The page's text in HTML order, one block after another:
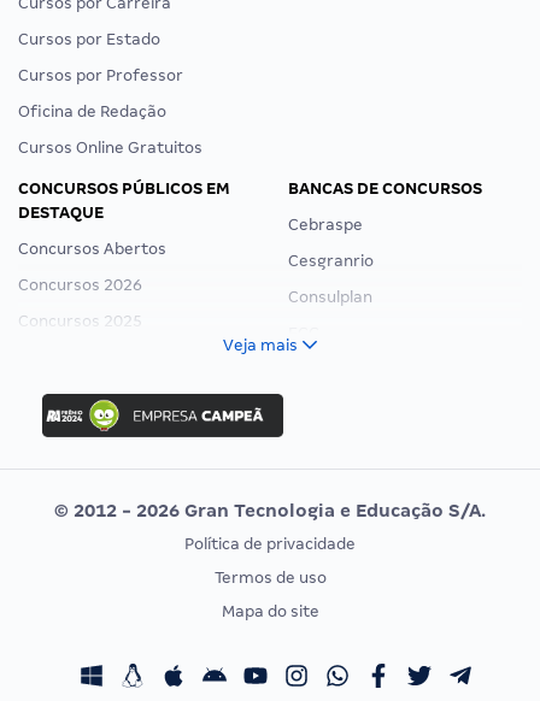
Cursos por Estado
Cursos por Professor
Oficina de Redação
Cursos Online Gratuitos
CONCURSOS PÚBLICOS EM
DESTAQUE
Concursos Abertos
Concursos 2026
Concursos 2025
Concurso Ibama
Concurso MPU
Editais publicados
BANCAS DE CONCURSOS
Cebraspe
Cesgranrio
Consulplan
Vunesp
CONCURSOS POR PROFISSÃO
Concursos Fiscais
EXAME DE ORDEM
Calendário OAB
Veja mais
© 2012 - 2026 Gran Tecnologia e Educação S/A.
Política de privacidade
Termos de uso
Mapa do site